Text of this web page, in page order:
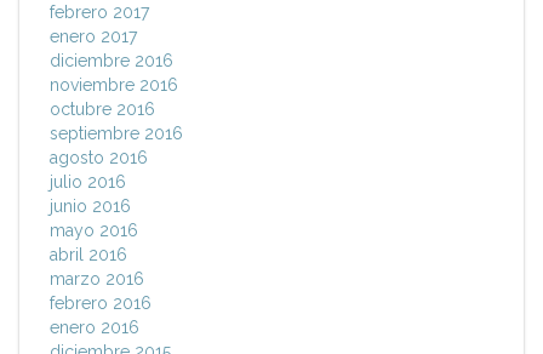
febrero 2017
enero 2017
diciembre 2016
noviembre 2016
octubre 2016
septiembre 2016
agosto 2016
julio 2016
junio 2016
mayo 2016
abril 2016
marzo 2016
febrero 2016
enero 2016